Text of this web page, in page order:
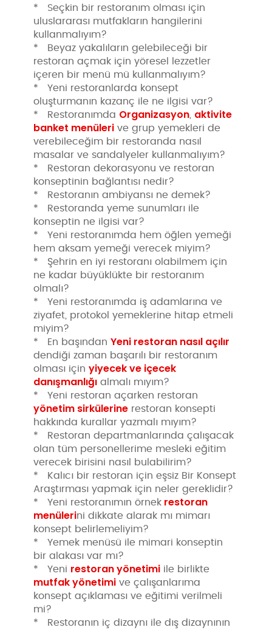
* Seçkin bir restoranım olması için
uluslararası mutfakların hangilerini
kullanmalıyım?
* Beyaz yakalıların gelebileceği bir
restoran açmak için yöresel lezzetler
içeren bir menü mü kullanmalıyım?
* Yeni restoranlarda konsept
oluşturmanın kazanç ile ne ilgisi var?
* Restoranımda Organizasyon aktivite
banket menüleri ve grup yemekleri de
verebileceğim bir restoranda nasıl
masalar ve sandalyeler kullanmalıyım?
* Restoran dekorasyonu ve restoran
konseptinin bağlantısı nedir?
* Restoranın ambiyansı ne demek?
* Restoranda yeme sunumları ile
konseptin ne ilgisi var?
* Yeni restoranımda hem öğlen yemeği
hem aksam yemeği verecek miyim?
* Şehrin en iyi restoranı olabilmem için
ne kadar büyüklükte bir restoranım
olmalı?
* Yeni restoranımda iş adamlarına ve
ziyafet, protokol yemeklerine hitap etmeli
miyim?
* En başındanYeni restoran nasıl açılır
dendiği zaman başarılı bir restoranım
olması içinyiyecek ve içecek
danışmanlığı almalı mıyım?
* Yeni restoran açarken restoran
yönetim sirkülerine restoran konsepti
hakkında kurallar yazmalı mıyım?
* Restoran departmanlarında çalışacak
olan tüm personellerime mesleki eğitim
verecek birisini nasıl bulabilirim?
* Kalıcı bir restoran için eşsiz Bir Konsept
Araştırması yapmak için neler gereklidir?
* Yeni restoranımın örnek restoran
menülerini dikkate alarak mı mimarı
konsept belirlemeliyim?
* Yemek menüsü ile mimari konseptin
bir alakası var mı?
* Yeni restoran yönetimi ile birlikte
mutfak yönetimi ve çalışanlarıma
konsept açıklaması ve eğitimi verilmeli
mi?
* Restoranın iç dizaynı ile dış dizaynının